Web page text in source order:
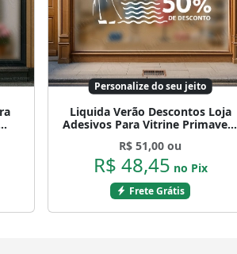
Personalize do seu jeito
Liquida Verão Descontos Loja
Adesivos Para Vitrine Primavera
R$ 51,00 ou
R$ 48,45 no Pix
Frete Grátis